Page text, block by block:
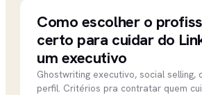
CBN CAMPINAS
Como escolher o
certo para cuidar do
um executivo
Ghostwriting executivo, social selling,
perfil. Critérios pra contratar quem